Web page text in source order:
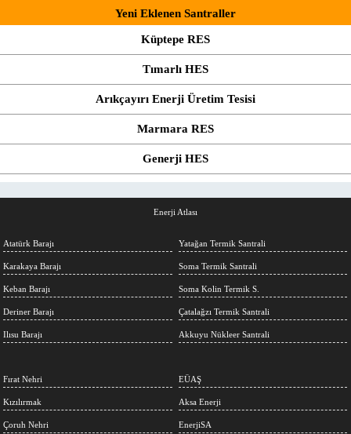
Yeni Eklenen Santraller
Küptepe RES
Tımarlı HES
Arıkçayırı Enerji Üretim Tesisi
Marmara RES
Generji HES
Enerji Atlası
Atatürk Barajı
Karakaya Barajı
Keban Barajı
Deriner Barajı
Ilısu Barajı
Yatağan Termik Santrali
Soma Termik Santrali
Soma Kolin Termik S.
Çatalağzı Termik Santrali
Akkuyu Nükleer Santrali
Fırat Nehri
Kızılırmak
Çoruh Nehri
EÜAŞ
Aksa Enerji
EnerjiSA